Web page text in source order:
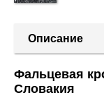
Описание
Фальцевая
Словакия